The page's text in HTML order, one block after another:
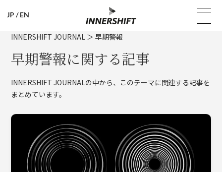
JP /EN
INNERSHIFT JOURNAL ＞ 早期警報
早期警報に関する記事
INNERSHIFT JOURNALの中から、このテーマに関連する記事を
まとめています。